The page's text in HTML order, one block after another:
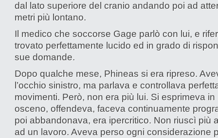
dal lato superiore del cranio andando poi ad
metri più lontano.
Il medico che soccorse Gage parlò con lui, e
trovato perfettamente lucido ed in grado di
sue domande.
Dopo qualche mese, Phineas si era ripreso.
l’occhio sinistro, ma parlava e controllava
movimenti. Però, non era più lui. Si esprimeva in
osceno, offendeva, faceva continuamente
poi abbandonava, era ipercritico. Non riuscì più
ad un lavoro. Aveva perso ogni considerazione